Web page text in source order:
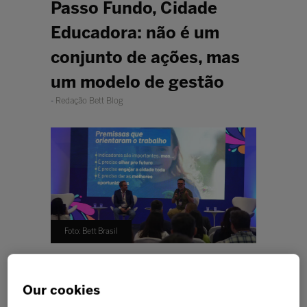
Passo Fundo, Cidade
Educadora: não é um
conjunto de ações, mas
um modelo de gestão
Redação Bett Blog
Foto: Bett Brasil
como planejamento estratégico,
escuta ativa e políticas públicas
Our cookies